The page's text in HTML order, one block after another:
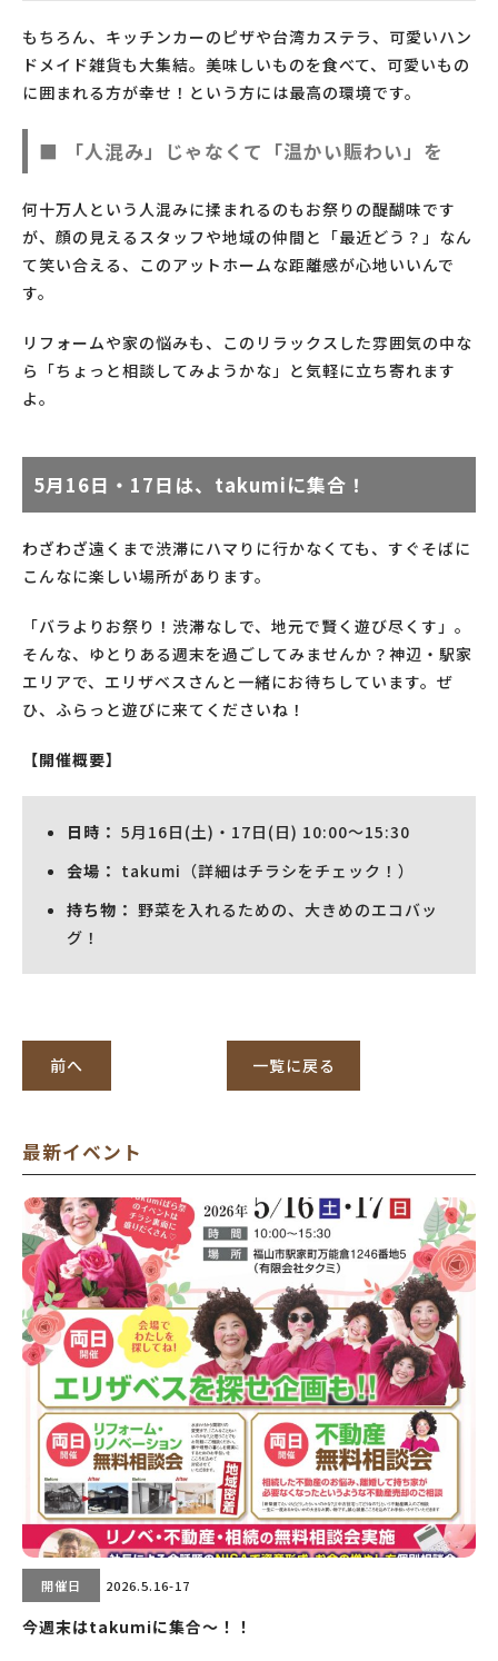
もちろん、キッチンカーのピザや台湾カステラ、可愛いハン
ドメイド雑貨も大集結。美味しいものを食べて、可愛いもの
に囲まれる方が幸せ！という方には最高の環境です。
■ 「人混み」じゃなくて「温かい賑わい」を
何十万人という人混みに揉まれるのもお祭りの醍醐味です
が、顔の見えるスタッフや地域の仲間と「最近どう？」なん
て笑い合える、このアットホームな距離感が心地いいんで
す。
リフォームや家の悩みも、このリラックスした雰囲気の中な
ら「ちょっと相談してみようかな」と気軽に立ち寄れます
よ。
5月16日・17日は、takumiに集合！
わざわざ遠くまで渋滞にハマりに行かなくても、すぐそばに
こんなに楽しい場所があります。
「バラよりお祭り！渋滞なしで、地元で賢く遊び尽くす」。
そんな、ゆとりある週末を過ごしてみませんか？神辺・駅家
エリアで、エリザベスさんと一緒にお待ちしています。ぜ
ひ、ふらっと遊びに来てくださいね！
【開催概要】
日時： 5月16日(土)・17日(日) 10:00〜15:30
会場： takumi（詳細はチラシをチェック！）
持ち物： 野菜を入れるための、大きめのエコバッ
グ！
前へ 一覧に戻る
最新イベント
開催日 2026.5.16-17
今週末はtakumiに集合〜！！